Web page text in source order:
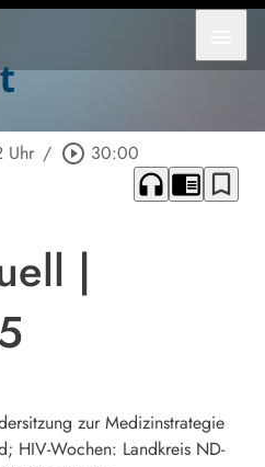
Uhr / play_circle_outline 30:00
headphones chrome_reader_mode bookmark_border
|
zur Medizinstrategie
HIV-Wochen: Landkreis ND-